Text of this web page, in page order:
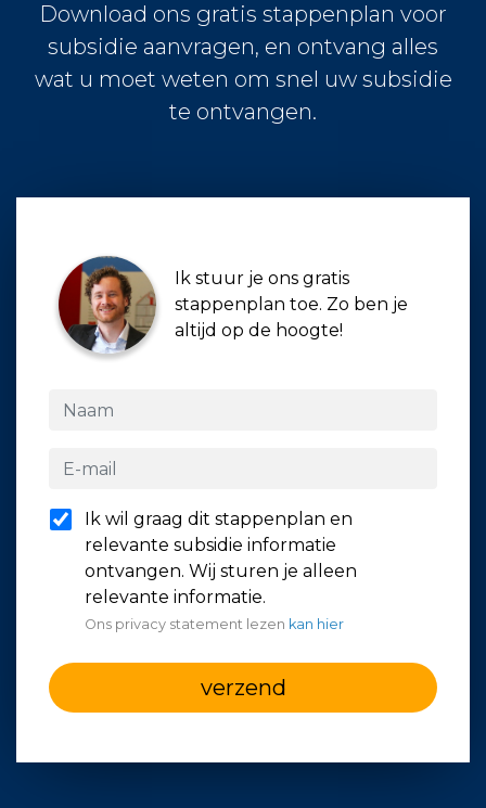
Download ons gratis stappenplan voor
subsidie aanvragen, en ontvang alles
wat u moet weten om snel uw subsidie
te ontvangen.
Ik stuur je ons gratis
stappenplan toe. Zo ben je
altijd op de hoogte!
Ik wil graag dit stappenplan en
relevante subsidie informatie
ontvangen. Wij sturen je alleen
relevante informatie.
Ons privacy statement lezen kan hier
verzend